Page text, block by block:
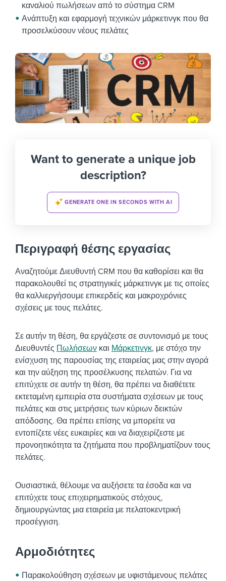
καναλιού πωλήσεων από το σύστημα CRM
Ανάπτυξη και εφαρμογή τεχνικών μάρκετινγκ που θα
προσελκύσουν νέους πελάτες
Want to generate a unique job
description?
GENERATE ONE IN SECONDS WITH AI
Περιγραφή θέσης εργασίας
Αναζητούμε Διευθυντή CRM που θα καθορίσει και θα
παρακολουθεί τις στρατηγικές μάρκετινγκ με τις οποίες
θα καλλιεργήσουμε επικερδείς και μακροχρόνιες
σχέσεις με τους πελάτες.
Σε αυτήν τη θέση, θα εργάζεστε σε συντονισμό με τους
Διευθυντές Πωλήσεων και Μάρκετινγκ, με στόχο την
ενίσχυση της παρουσίας της εταιρείας μας στην αγορά
και την αύξηση της προσέλκυσης πελατών. Για να
επιτύχετε σε αυτήν τη θέση, θα πρέπει να διαθέτετε
εκτεταμένη εμπειρία στα συστήματα σχέσεων με τους
πελάτες και στις μετρήσεις των κύριων δεικτών
απόδοσης. Θα πρέπει επίσης να μπορείτε να
εντοπίζετε νέες ευκαιρίες και να διαχειρίζεστε με
προνοητικότητα τα ζητήματα που προβληματίζουν τους
πελάτες.
Ουσιαστικά, θέλουμε να αυξήσετε τα έσοδα και να
επιτύχετε τους επιχειρηματικούς στόχους,
δημιουργώντας μια εταιρεία με πελατοκεντρική
προσέγγιση.
Αρμοδιότητες
Παρακολούθηση σχέσεων με υφιστάμενους πελάτες